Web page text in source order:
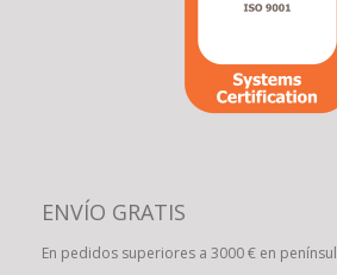
ENVÍO GRATIS
En pedidos superiores a 3000 € en